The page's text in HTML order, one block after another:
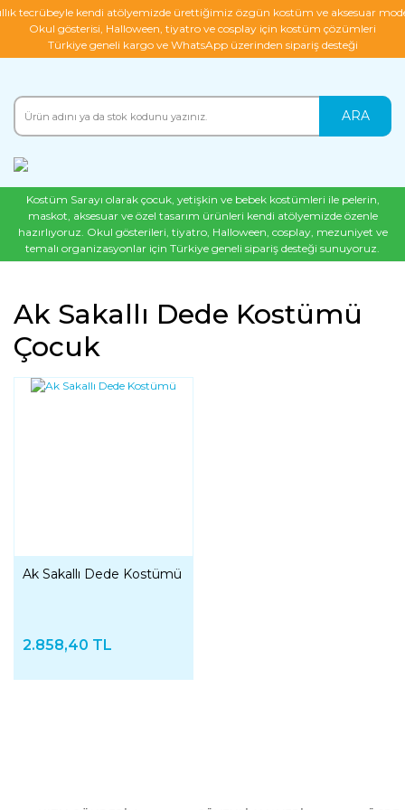
tecrübeyle kendi atölyemizde ürettiğimiz özgün kostüm ve aksesuar
Okul gösterisi, Halloween, tiyatro ve cosplay için kostüm çözümleri
Türkiye geneli kargo ve WhatsApp üzerinden sipariş desteği
ARA
Kostüm Sarayı olarak çocuk, yetişkin ve bebek kostümleri ile pelerin,
maskot, aksesuar ve özel tasarım ürünleri kendi atölyemizde özenle
hazırlıyoruz. Okul gösterileri, tiyatro, Halloween, cosplay, mezuniyet ve
temalı organizasyonlar için Türkiye geneli sipariş desteği sunuyoruz.
Ak Sakallı Dede Kostümü
Çocuk
Ak Sakallı Dede Kostümü
2.858,40 TL